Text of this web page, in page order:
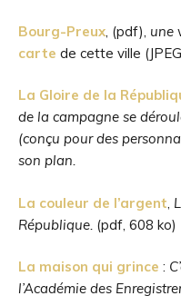
Bourg-Preux , (pdf), une
carte de cette ville
La Gloire de la
de la campagne se
(conçu pour des
son plan.
La couleur de l’argent
République. (pdf, 608 ko)
La maison qui grince :
l’Académie des